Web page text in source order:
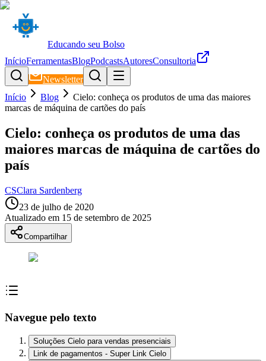
Educando seu Bolso
InícioFerramentasBlogPodcastsAutoresConsultoria
Newsletter
Início
Blog
Cielo: conheça os produtos de uma das maiores
marcas de máquina de cartões do país
Cielo: conheça os produtos de uma das
maiores marcas de máquina de cartões do
país
CSClara Sardenberg
23 de julho de 2020
Atualizado em 15 de setembro de 2025
Compartilhar
Navegue pelo texto
Soluções Cielo para vendas presenciais
Link de pagamentos - Super Link Cielo